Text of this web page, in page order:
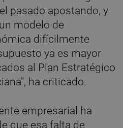
pasado apostando, y
modelo de
difícilmente
ya es mayor
al Plan Estratégico
ha criticado.
empresarial ha
que esa falta de